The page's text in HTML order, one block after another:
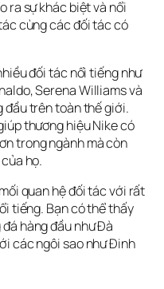
ra sự khác biệt và nổi
cùng các đối tác có
đối tác nổi tiếng như
Serena Williams và
đầu trên toàn thế giới.
thương hiệu Nike có
trong ngành mà còn
họ.
quan hệ đối tác với rất
tiếng. Bạn có thể thấy
hàng đầu như Đà
các ngôi sao như Đinh